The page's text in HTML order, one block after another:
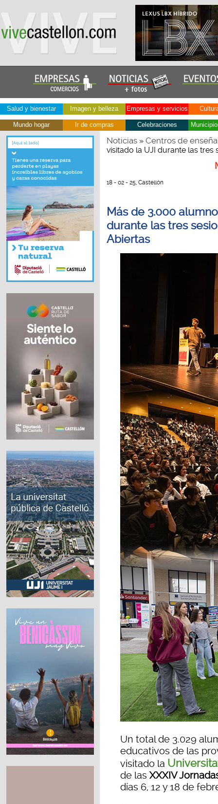
Salud y bienestar Imagen y belleza Empresas y servicios
Mundo hogar Ir de compras Celebraciones
Noticias» Centros de
visitado la UJI durante las tres
18 - 02 - 25, Castellón
Más de 3.000
durante las tres
Abiertas
Un total de 3.029
educativos de las
visitado la
de las XXXIV
días 6, 12 y 18 de